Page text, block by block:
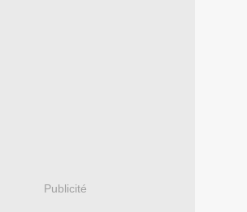
Publicité